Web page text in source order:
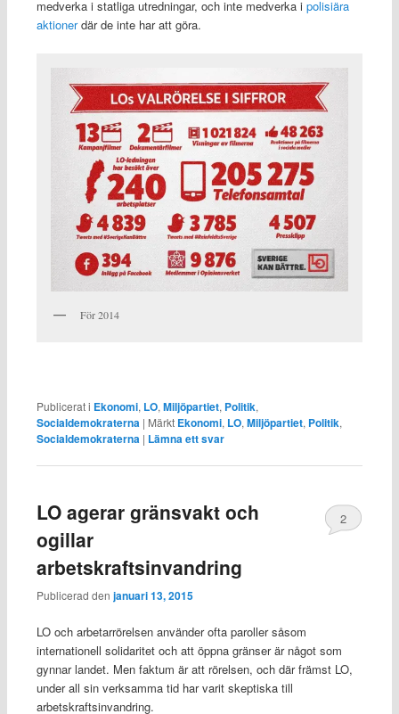
medverka i statliga utredningar, och inte medverka i polisiära
aktionerdär de inte har att göra.
För 2014
Publicerat i Ekonomi, LO, Miljöpartiet, Politik,
Socialdemokraterna | Märkt Ekonomi, LO, Miljöpartiet, Politik,
Socialdemokraterna | Lämna ett svar
LO agerar gränsvakt och
ogillar
arbetskraftsinvandring
Publicerad den januari 13, 2015
2
LO och arbetarrörelsen använder ofta paroller såsom
internationell solidaritet och att öppna gränser är något som
gynnar landet. Men faktum är att rörelsen, och där främst LO,
under all sin verksamma tid har varit skeptiska till
arbetskraftsinvandring.